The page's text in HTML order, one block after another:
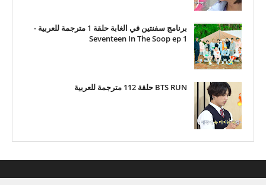
برنامج سفنتين في الغابة حلقة 1 مترجمة للعربية -
Seventeen In The Soop ep 1
BTS RUN حلقة 112 مترجمة للعربية